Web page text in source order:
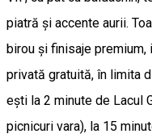
piatră și accente aurii.
birou și finisaje
privată gratuită, în limita
ești la 2 minute de Lacul
picnicuri vara), la 15